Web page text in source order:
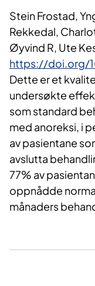
Stein Frostad,
Rekkedal,
Øyvind R, Ute
https://doi.org/
Dette er et
undersøkte
som standard
med anoreksi, i
av pasientane
avslutta
77% av
oppnådde
månaders